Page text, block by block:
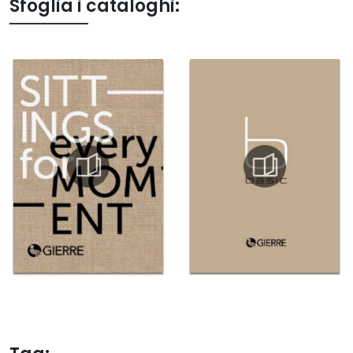
Sfoglia i cataloghi: